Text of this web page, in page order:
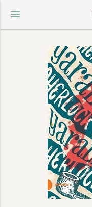
menu